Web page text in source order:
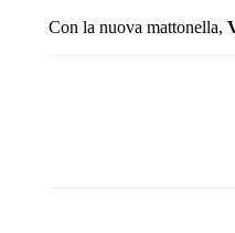
Con la nuova mattonella,